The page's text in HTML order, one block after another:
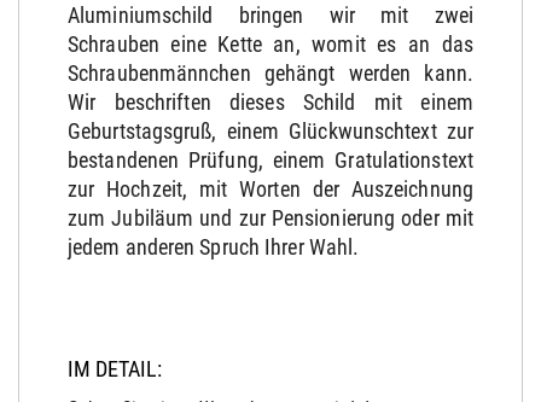
Aluminiumschild bringen wir mit zwei
Schrauben eine Kette an, womit es an das
Schraubenmännchen gehängt werden kann.
Wir beschriften dieses Schild mit einem
Geburtstagsgruß, einem Glückwunschtext zur
bestandenen Prüfung, einem Gratulationstext
zur Hochzeit, mit Worten der Auszeichnung
zum Jubiläum und zur Pensionierung oder mit
jedem anderen Spruch Ihrer Wahl.
IM DETAIL: